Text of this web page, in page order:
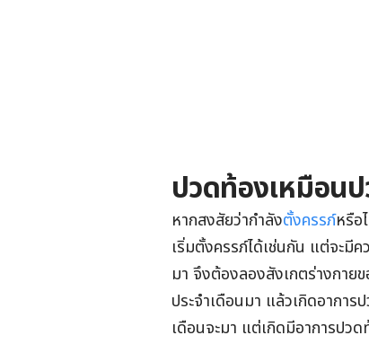
ปวดท้องเหมือน
หากสงสัยว่ากำลังตั้งครรภ์หรือ
เริ่มตั้งครรภ์ได้เช่นกัน แต่จะมี
มา จึงต้องลองสังเกตร่างกาย
ประจำเดือนมา แล้วเกิดอาการ
เดือนจะมา แต่เกิดมีอาการปว